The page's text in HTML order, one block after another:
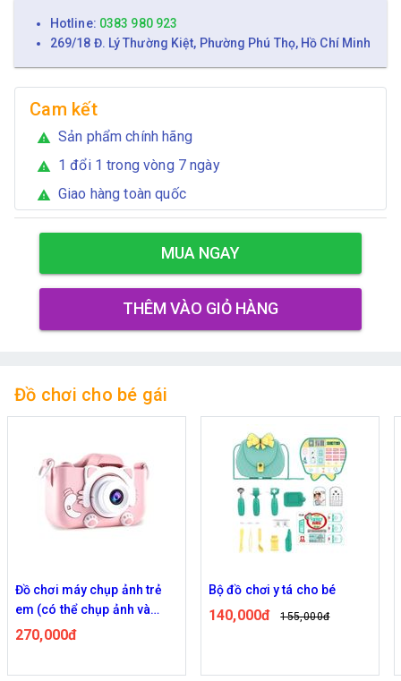
Hotline: 0383 980 923
269/18 Đ. Lý Thường Kiệt, Phường Phú Thọ, Hồ Chí Minh
Cam kết
warning Sản phẩm chính hãng
warning 1 đổi 1 trong vòng 7 ngày
warning Giao hàng toàn quốc
MUA NGAY
THÊM VÀO GIỎ HÀNG
Đồ chơi cho bé gái
Đồ chơi máy chụp ảnh trẻ
em (có thể chụp ảnh và
quay video)
270,000đ
Bộ đồ chơi y tá cho bé
140,000đ 155,000đ